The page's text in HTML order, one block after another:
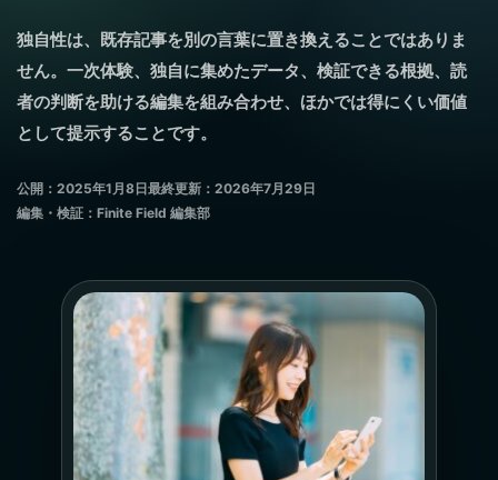
独自性は、既存記事を別の言葉に置き換えることではありま
せん。一次体験、独自に集めたデータ、検証できる根拠、読
者の判断を助ける編集を組み合わせ、ほかでは得にくい価値
として提示することです。
公開：2025年1月8日最終更新：2026年7月29日
編集・検証：Finite Field 編集部